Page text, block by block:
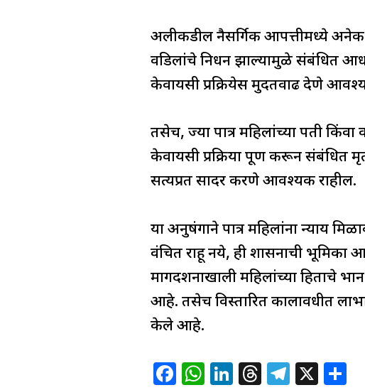
अलीकडील नैसर्गिक आपत्तीमध्ये अनेक
वडिलांचे निधन झाल्यामुळे संबंधित
केवायसी प्रक्रियेस मुदतवाढ देणे
तसेच, ज्या पात्र महिलांच्या पती
केवायसी प्रक्रिया पूर्ण करून संबंधित
सत्यप्रत सादर करणे आवश्यक राहील.
या अनुषंगाने पात्र महिलांना न्याय
वंचित राहू नये, ही शासनाची भूमिका
मार्गदर्शनाखाली महिलांच्या हिताचे
आहे. तसेच विस्तारित कालावधीत
केले आहे.
F W Li T T X